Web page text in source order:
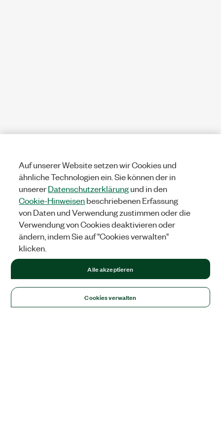
Auf unserer Website setzen wir Cookies und
ähnliche Technologien ein. Sie können der in
unsererDatenschutzerklärungund in den
Cookie-Hinweisenbeschriebenen Erfassung
von Daten und Verwendung zustimmen oder die
Verwendung von Cookies deaktivieren oder
ändern, indem Sie auf "Cookies verwalten"
klicken.
Cookies verwalten
Alle akzeptieren